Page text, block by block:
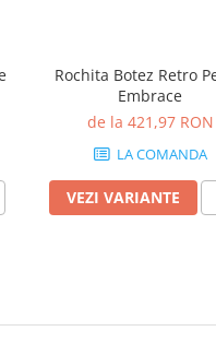
Rochita Botez Retro
Embrace
de la 421,97 RON
LA COMANDA
VEZI VARIANTE